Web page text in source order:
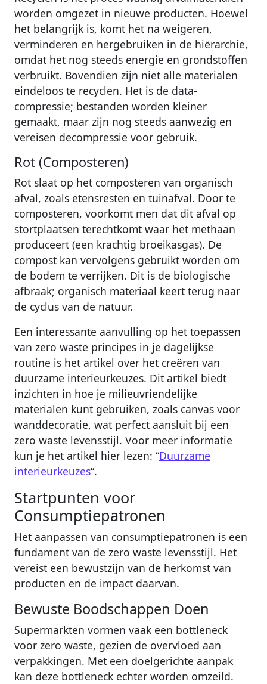
worden omgezet in nieuwe producten. Hoewel
het belangrijk is, komt het na weigeren,
verminderen en hergebruiken in de hiërarchie,
omdat het nog steeds energie en grondstoffen
verbruikt. Bovendien zijn niet alle materialen
eindeloos te recyclen. Het is de data-
compressie; bestanden worden kleiner
gemaakt, maar zijn nog steeds aanwezig en
vereisen decompressie voor gebruik.
Rot (Composteren)
Rot slaat op het composteren van organisch
afval, zoals etensresten en tuinafval. Door te
composteren, voorkomt men dat dit afval op
stortplaatsen terechtkomt waar het methaan
produceert (een krachtig broeikasgas). De
compost kan vervolgens gebruikt worden om
de bodem te verrijken. Dit is de biologische
afbraak; organisch materiaal keert terug naar
de cyclus van de natuur.
Een interessante aanvulling op het toepassen
van zero waste principes in je dagelijkse
routine is het artikel over het creëren van
duurzame interieurkeuzes. Dit artikel biedt
inzichten in hoe je milieuvriendelijke
materialen kunt gebruiken, zoals canvas voor
wanddecoratie, wat perfect aansluit bij een
zero waste levensstijl. Voor meer informatie
kun je het artikel hier lezen: “Duurzame
interieurkeuzes“.
Startpunten voor
Consumptiepatronen
Het aanpassen van consumptiepatronen is een
fundament van de zero waste levensstijl. Het
vereist een bewustzijn van de herkomst van
producten en de impact daarvan.
Bewuste Boodschappen Doen
Supermarkten vormen vaak een bottleneck
voor zero waste, gezien de overvloed aan
verpakkingen. Met een doelgerichte aanpak
kan deze bottleneck echter worden omzeild.